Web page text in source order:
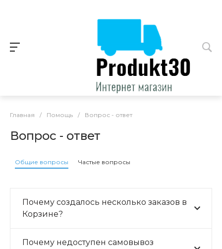
Главная / Помощь / Вопрос - ответ
Вопрос - ответ
Общие вопросы Частые вопросы
Почему создалось несколько заказов в
Корзине?
Почему недоступен самовывоз